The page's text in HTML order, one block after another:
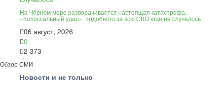
На Чёрном море разворачивается настоящая катастрофа.
«Колоссальный удар»: подобного за всю СВО ещё не случалось
06 август, 2026
0
2 373
Обзор СМИ
Новости и не только